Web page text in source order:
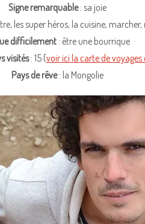
Signe remarquable: sa joie
les super héros, la cuisine, marcher,
difficilement: être une bourrique
visités: 15 (voir ici la carte de voyages
Pays de rêve: la Mongolie